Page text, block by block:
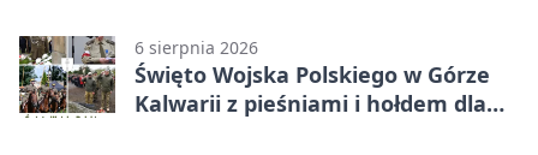
6 sierpnia 2026
Święto Wojska Polskiego w Górze
Kalwarii z pieśniami i hołdem dla